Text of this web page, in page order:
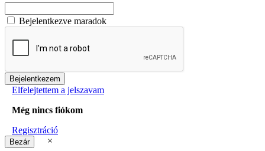
Bejelentkezve maradok
Elfelejtettem a jelszavam
Még nincs fiókom
Regisztráció
×